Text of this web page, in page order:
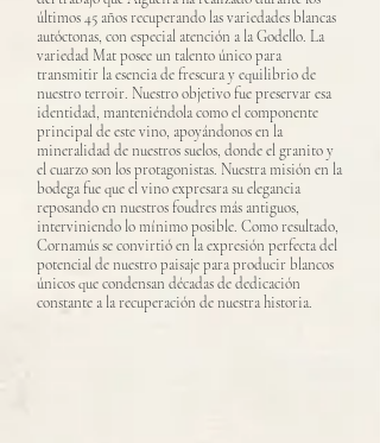
últimos 45 años recuperando las variedades blancas
autóctonas, con especial atención a la Godello. La
variedad Mat posee un talento único para
transmitir la esencia de frescura y equilibrio de
nuestro terroir. Nuestro objetivo fue preservar esa
identidad, manteniéndola como el componente
principal de este vino, apoyándonos en la
mineralidad de nuestros suelos, donde el granito y
el cuarzo son los protagonistas. Nuestra misión en la
bodega fue que el vino expresara su elegancia
reposando en nuestros foudres más antiguos,
interviniendo lo mínimo posible. Como resultado,
Cornamús se convirtió en la expresión perfecta del
potencial de nuestro paisaje para producir blancos
únicos que condensan décadas de dedicación
constante a la recuperación de nuestra historia.